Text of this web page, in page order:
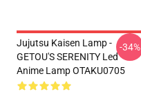
Jujutsu Kaisen Lamp -
GETOU'S SERENITY Led
Anime Lamp OTAKU0705
-34%